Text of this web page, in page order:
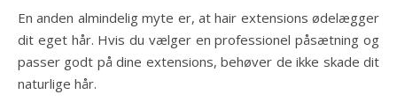
En anden almindelig myte er, at hair extensions ødelægger
dit eget hår. Hvis du vælger en professionel påsætning og
passer godt på dine extensions, behøver de ikke skade dit
naturlige hår.